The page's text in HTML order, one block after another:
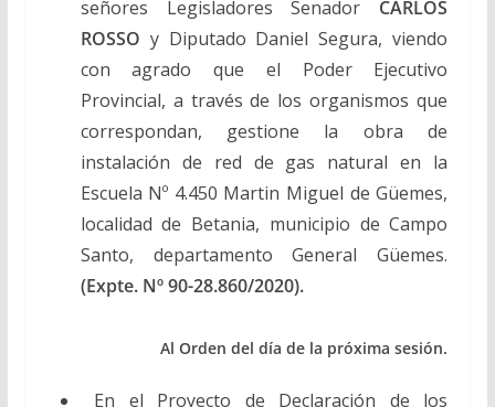
señores Legisladores Senador CARLOS
ROSSO y Diputado Daniel Segura, viendo
con agrado que el Poder Ejecutivo
Provincial, a través de los organismos que
correspondan, gestione la obra de
instalación de red de gas natural en la
Escuela Nº 4.450 Martin Miguel de Güemes,
localidad de Betania, municipio de Campo
Santo, departamento General Güemes.
(Expte. Nº 90-28.860/2020).
Al Orden del día de la próxima sesión.
En el Proyecto de Declaración de los